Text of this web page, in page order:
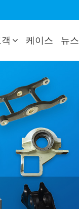
케이스 뉴스